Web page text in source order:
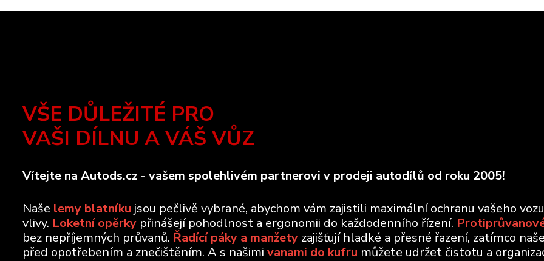
VŠE DŮLEŽITÉ PRO
VAŠI DÍLNU A VÁŠ VŮZ
Vítejte na Autods.cz - vašem spolehlivém partnerovi v prodeji autodílů od roku 2005!
Naše lemy blatníku jsou pečlivě vybrané, abychom vám zajistili maximální ochranu vašeho
vlivy. Loketní opěrky přinášejí pohodlnost a ergonomii do každodenního řízení.
bez nepříjemných průvanů. Řadící páky a manžety zajišťují hladké a přesné řazení, zatímco
před opotřebením a znečištěním. A s našimi vanami do kufru můžete udržet čistotu a